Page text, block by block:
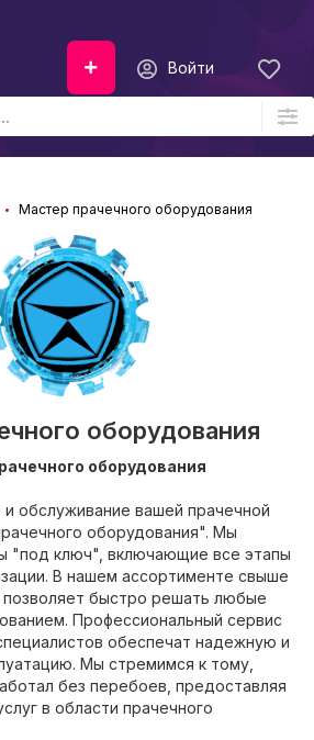
Войти
Мастер прачечного оборудования
оборудования
оборудования
обслуживание вашей прачечной
оборудования". Мы
"под ключ", включающие все этапы
В нашем ассортименте свыше
позволяет быстро решать любые
Профессиональный сервис
обеспечат надежную и
Мы стремимся к тому,
без перебоев, предоставляя
в области прачечного